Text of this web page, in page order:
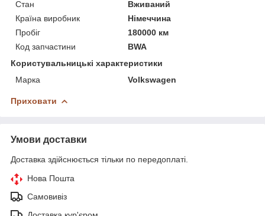
Стан
Вживаний
Країна виробник
Німеччина
Пробіг
180000 км
Код запчастини
BWA
Користувальницькі характеристики
Марка
Volkswagen
Приховати
Умови доставки
Доставка здійснюється тільки по передоплаті.
Нова Пошта
Самовивіз